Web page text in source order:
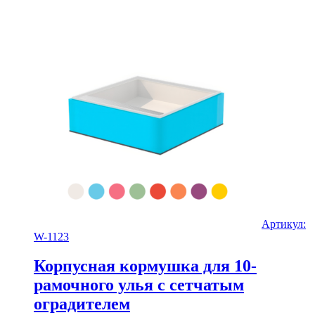
Артикул:
W-1123
Корпусная кормушка для 10-
рамочного улья с сетчатым
оградителем